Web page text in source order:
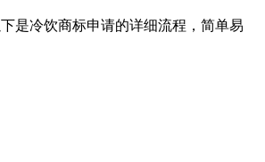
是冷饮商标申请的详细流程，简单易